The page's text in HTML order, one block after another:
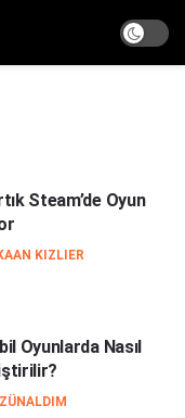
Steam’de Oyun
KIZLIER
Oyunlarda Nasıl